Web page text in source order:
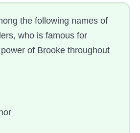
the following names of
who is famous for
of Brooke throughout